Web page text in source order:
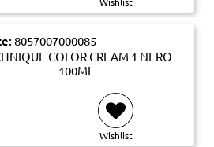
8057007000085
COLOR CREAM 1 NERO
100ML
Wishlist